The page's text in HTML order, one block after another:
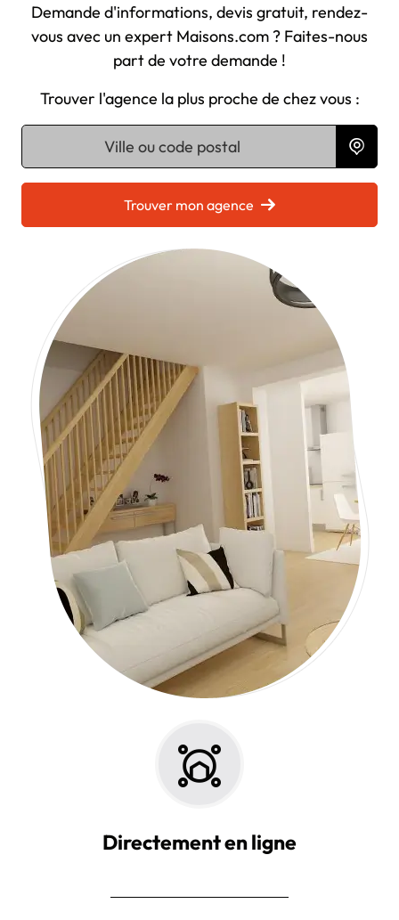
Demande d'informations, devis gratuit, rendez-
vous avec un expert Maisons.com ? Faites-nous
part de votre demande !
Trouver l'agence la plus proche de chez vous :
Chargement...
Trouver mon agence
Directement en ligne